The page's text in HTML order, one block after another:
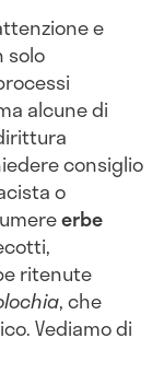
e
solo
alcune di
consiglio
o
erbe
ritenute
, che
Vediamo di